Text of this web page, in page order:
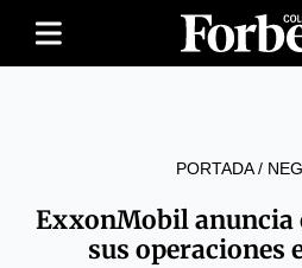
PORTADA/
ExxonMobil anuncia
sus operaciones